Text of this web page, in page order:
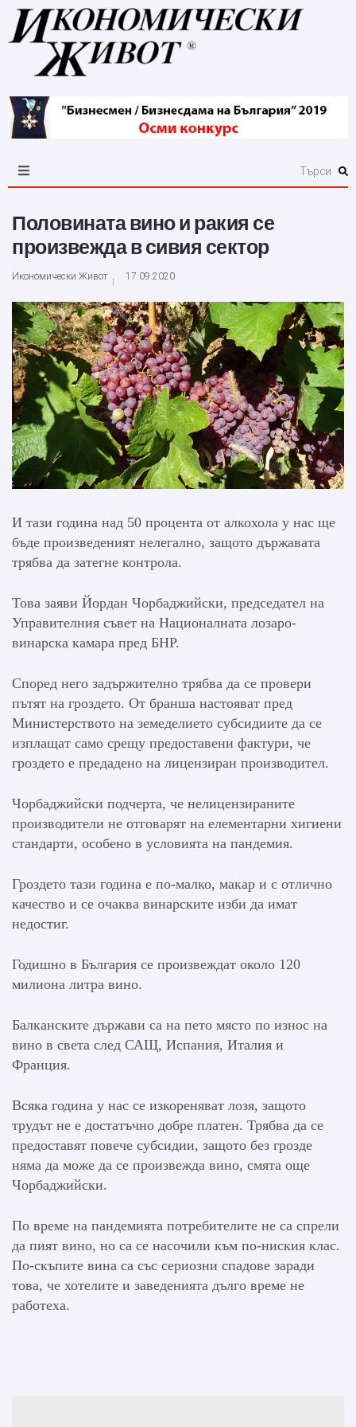
Половината вино и ракия се
произвежда в сивия сектор
Икономически Живот 17.09.2020
И тази година над 50 процента от алкохола у нас ще
бъде произведеният нелегално, защото държавата
трябва да затегне контрола.
Това заяви Йордан Чорбаджийски, председател на
Управителния съвет на Националната лозаро-
винарска камара пред БНР.
Според него задържително трябва да се провери
пътят на гроздето. От бранша настояват пред
Министерството на земеделието субсидиите да се
изплащат само срещу предоставени фактури, че
гроздето е предадено на лицензиран производител.
Чорбаджийски подчерта, че нелицензираните
производители не отговарят на елементарни хигиени
стандарти, особено в условията на пандемия.
Гроздето тази година е по-малко, макар и с отлично
качество и се очаква винарските изби да имат
недостиг.
Годишно в България се произвеждат около 120
милиона литра вино.
Балканските държави са на пето място по износ на
вино в света след САЩ, Испания, Италия и
Франция.
Всяка година у нас се изкореняват лозя, защото
трудът не е достатъчно добре платен. Трябва да се
предоставят повече субсидии, защото без грозде
няма да може да се произвежда вино, смята още
Чорбаджийски.
По време на пандемията потребителите не са спрели
да пият вино, но са се насочили към по-ниския клас.
По-скъпите вина са със сериозни спадове заради
това, че хотелите и заведенията дълго време не
работеха.